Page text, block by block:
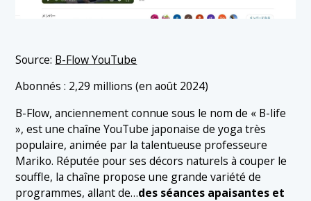
Source: B-Flow YouTube
Abonnés : 2,29 millions (en août 2024)
B-Flow, anciennement connue sous le nom de « B-life
», est une chaîne YouTube japonaise de yoga très
populaire, animée par la talentueuse professeure
Mariko. Réputée pour ses décors naturels à couper le
souffle, la chaîne propose une grande variété de
programmes, allant de…des séances apaisantes et